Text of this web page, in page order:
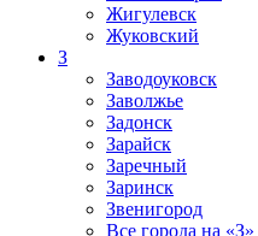
Жигулевск
Жуковский
З
Заводоуковск
Заволжье
Задонск
Зарайск
Заречный
Заринск
Звенигород
Все города на «З»